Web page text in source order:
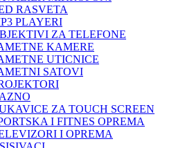
RASVETA
PLAYERI
ZA TELEFONE
KAMERE
UTICNICE
SATOVI
ZA TOUCH SCREEN
I FITNES OPREMA
I OPREMA